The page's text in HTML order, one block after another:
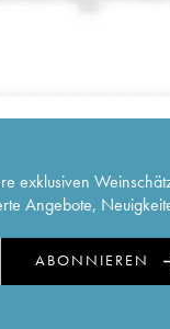
exklusiven
Angebote,
ABONNIEREN